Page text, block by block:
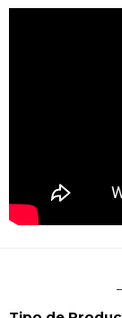
Características